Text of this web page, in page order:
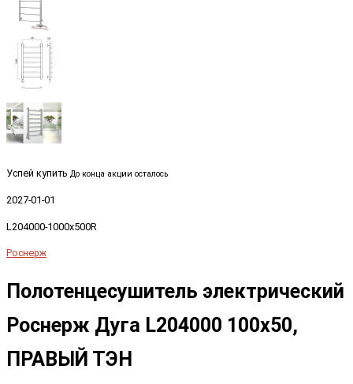
Успей купить До конца акции осталось
2027-01-01
L204000-1000x500R
Роснерж
Полотенцесушитель электрический
Роснерж Дуга L204000 100x50,
ПРАВЫЙ ТЭН